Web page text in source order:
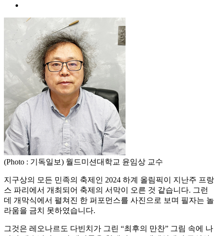
(Photo : 기독일보) 월드미션대학교 윤임상 교수
지구상의 모든 민족의 축제인 2024 하계 올림픽이 지난주 프랑
스 파리에서 개최되어 축제의 서막이 오른 것 같습니다. 그런
데 개막식에서 펼쳐진 한 퍼포먼스를 사진으로 보며 필자는 놀
라움을 금치 못하였습니다.
그것은 레오나르도 다빈치가 그린 “최후의 만찬” 그림 속에 나